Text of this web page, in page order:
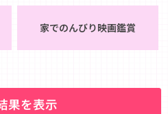
家でのんびり映画鑑賞
果を表示